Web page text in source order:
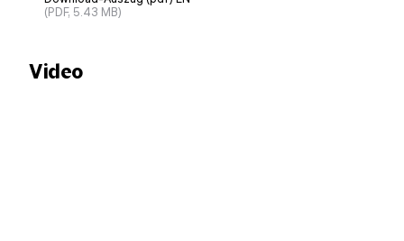
(PDF, 5.43 MB)
Video